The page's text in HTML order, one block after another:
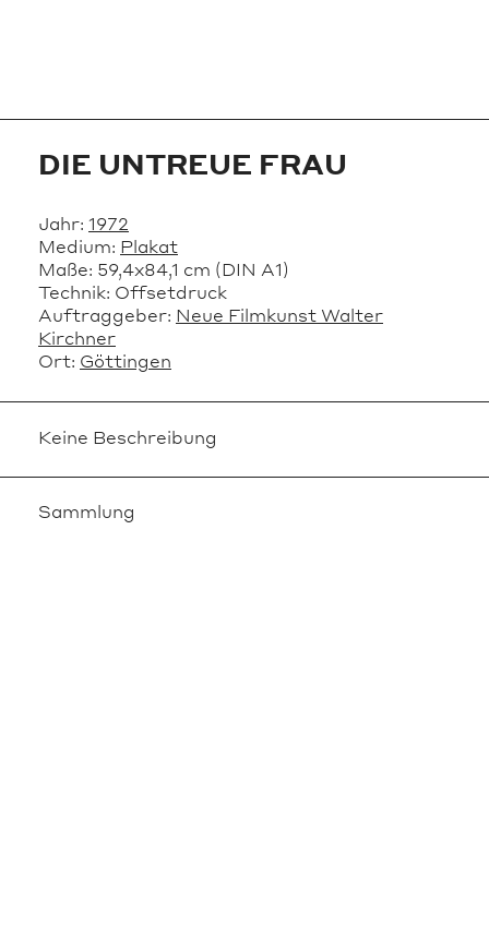
DIE UNTREUE FRAU
Jahr: 1972
Medium: Plakat
Maße: 59,4x84,1 cm (DIN A1)
Technik: Offsetdruck
Auftraggeber: Neue Filmkunst Walter
Kirchner
Ort: Göttingen
Keine Beschreibung
Sammlung